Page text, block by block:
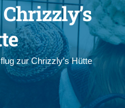
zur Chrizzly’s Hütte